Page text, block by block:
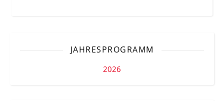
JAHRESPROGRAMM
2026